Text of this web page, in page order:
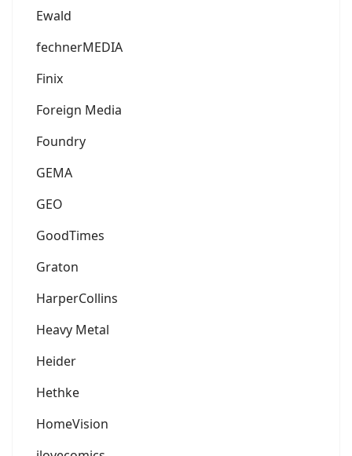
Ewald
fechnerMEDIA
Finix
Foreign Media
Foundry
GEMA
GEO
GoodTimes
Graton
HarperCollins
Heavy Metal
Heider
Hethke
HomeVision